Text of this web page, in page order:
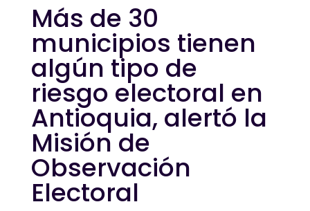
Más de 30
municipios tienen
algún tipo de
riesgo electoral en
Antioquia, alertó la
Misión de
Observación
Electoral